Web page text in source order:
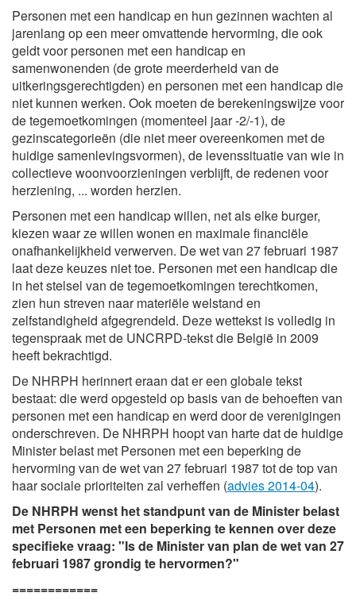
Personen met een handicap en hun gezinnen wachten al
jarenlang op een meer omvattende hervorming, die ook
geldt voor personen met een handicap en
samenwonenden (de grote meerderheid van de
uitkeringsgerechtigden) en personen met een handicap die
niet kunnen werken. Ook moeten de berekeningswijze voor
de tegemoetkomingen (momenteel jaar -2/-1), de
gezinscategorieën (die niet meer overeenkomen met de
huidige samenlevingsvormen), de levenssituatie van wie in
collectieve woonvoorzieningen verblijft, de redenen voor
herziening, ... worden herzien.
Personen met een handicap willen, net als elke burger,
kiezen waar ze willen wonen en maximale financiële
onafhankelijkheid verwerven. De wet van 27 februari 1987
laat deze keuzes niet toe. Personen met een handicap die
in het stelsel van de tegemoetkomingen terechtkomen,
zien hun streven naar materiële welstand en
zelfstandigheid afgegrendeld. Deze wettekst is volledig in
tegenspraak met de UNCRPD-tekst die België in 2009
heeft bekrachtigd.
De NHRPH herinnert eraan dat er een globale tekst
bestaat: die werd opgesteld op basis van de behoeften van
personen met een handicap en werd door de verenigingen
onderschreven. De NHRPH hoopt van harte dat de huidige
Minister belast met Personen met een beperking de
hervorming van de wet van 27 februari 1987 tot de top van
haar sociale prioriteiten zal verheffen (advies 2014-04).
De NHRPH wenst het standpunt van de Minister belast
met Personen met een beperking te kennen over deze
specifieke vraag: "Is de Minister van plan de wet van 27
februari 1987 grondig te hervormen?"
============